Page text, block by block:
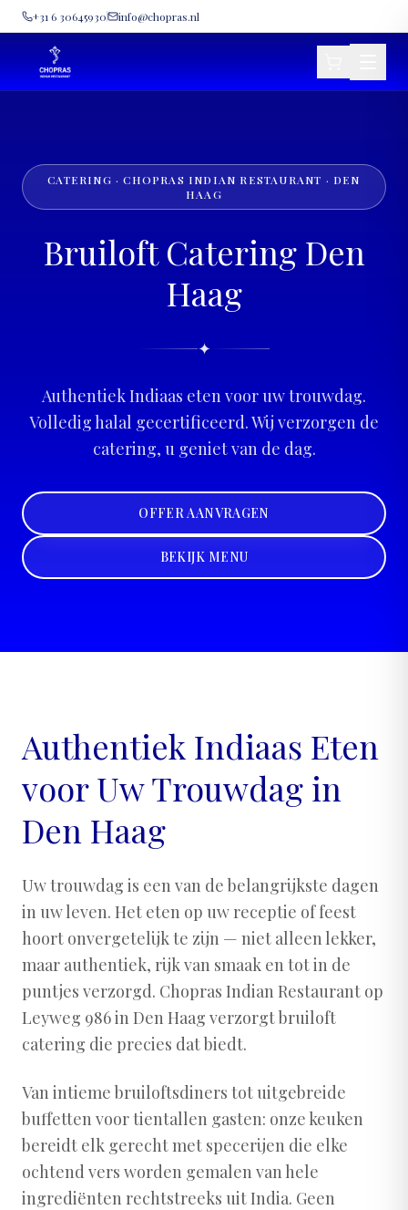
+31 6 30645930 info@chopras.nl
CATERING · CHOPRAS INDIAN RESTAURANT · DEN
HAAG
Bruiloft Catering Den
Haag
✦
Authentiek Indiaas eten voor uw trouwdag.
Volledig halal gecertificeerd. Wij verzorgen de
catering, u geniet van de dag.
OFFER AANVRAGEN
BEKIJK MENU
Authentiek Indiaas Eten
voor Uw Trouwdag in
Den Haag
Uw trouwdag is een van de belangrijkste dagen
in uw leven. Het eten op uw receptie of feest
hoort onvergetelijk te zijn — niet alleen lekker,
maar authentiek, rijk van smaak en tot in de
puntjes verzorgd. Chopras Indian Restaurant op
Leyweg 986 in Den Haag verzorgt bruiloft
catering die precies dat biedt.
Van intieme bruiloftsdiners tot uitgebreide
buffetten voor tientallen gasten: onze keuken
bereidt elk gerecht met specerijen die elke
ochtend vers worden gemalen van hele
ingrediënten rechtstreeks uit India. Geen